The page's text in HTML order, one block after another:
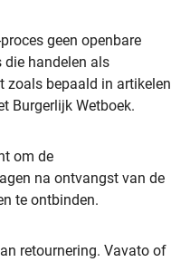
geen openbare
die handelen als
zoals bepaald in artikelen
Burgerlijk Wetboek.
om de
na ontvangst van de
te ontbinden.
retournering. Vavato of